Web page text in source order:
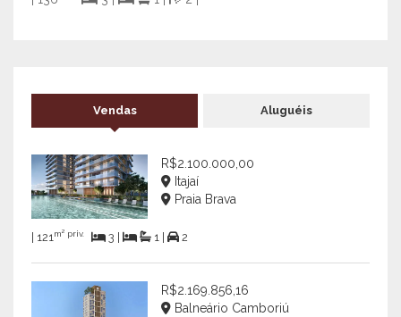
Vendas Aluguéis
R$2.100.000,00
Itajaí
Praia Brava
| 121m² priv. 3 | 1 | 2
R$2.169.856,16
Balneário Camboriú